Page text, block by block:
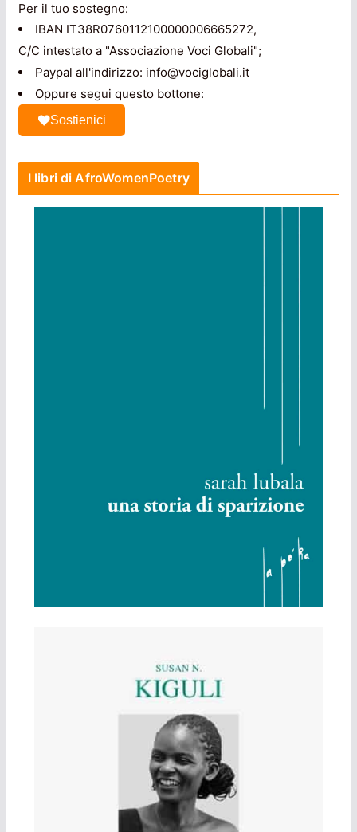
Per il tuo sostegno:
IBAN IT38R0760112100000006665272,
C/C intestato a "Associazione Voci Globali";
Paypal all'indirizzo: info@vociglobali.it
Oppure segui questo bottone:
Sostienici
I libri di AfroWomenPoetry